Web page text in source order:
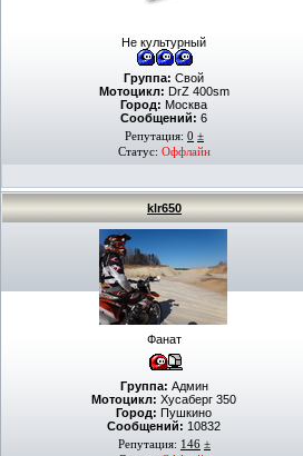
Не культурный
Группа: Свой
Мотоцикл: DrZ 400sm
Город: Москва
Сообщений: 6
Репутация: 0 ±
Статус: Оффлайн
klr650
Фанат
Группа: Админ
Мотоцикл: Хусаберг 350
Город: Пушкино
Сообщений: 10832
Репутация: 146 ±